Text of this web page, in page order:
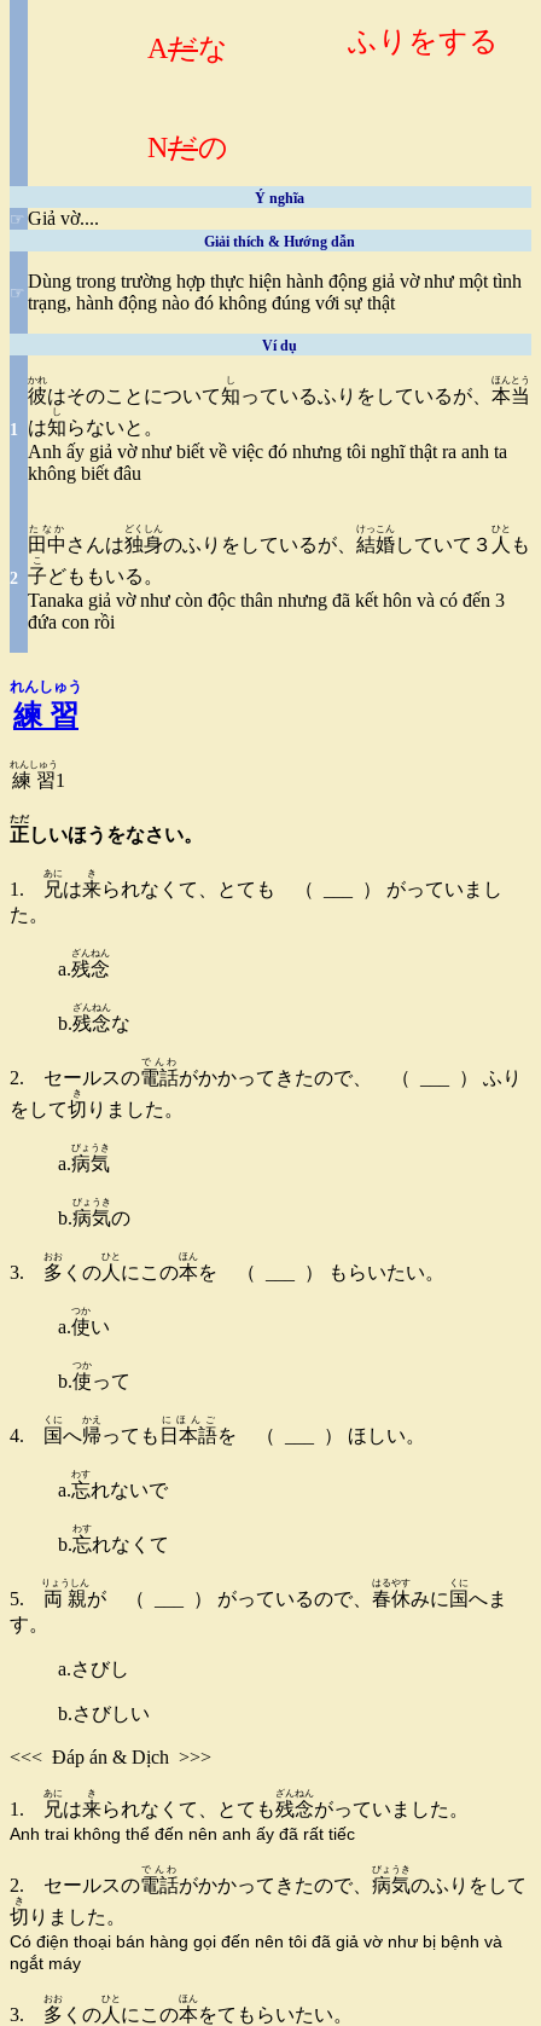
Aだな
Nだの
ふりをする
Ý nghĩa
☞ Giả vờ....
Giải thích & Hướng dẫn
☞
Dùng trong trường hợp thực hiện hành động giả vờ như một tình
trạng, hành động nào đó không đúng với sự thật
Ví dụ
1
彼
かれ
はそのことについて知
し
っているふりをしているが、 本当
ほんとう
は知
し
らないと。
Anh ấy giả vờ như biết về việc đó nhưng tôi nghĩ thật ra anh ta
không biết đâu
2
田中
たなか
さんは独身
どくしん
のふりをしているが、 結婚
けっこん
していて３ 人
ひと
も
子
こ
どももいる。
Tanaka giả vờ như còn độc thân nhưng đã kết hôn và có đến 3
đứa con rồi
練習
れんしゅう
練習
れんしゅう
1
正
ただ
しいほうをなさい。
1. 兄
あに
は来
き
られなくて、とても （ ___ ） がっていまし
た。
a.残念
ざんねん
b.残念
ざんねん
な
2. セールスの電話
でんわ
がかかってきたので、 （ ___ ） ふり
をして切
き
りました。
a.病気
びょうき
b.病気
びょうき
の
3. 多
おお
くの人
ひと
にこの本
ほん
を （ ___ ） もらいたい。
a.使
つか
い
b.使
つか
って
4. 国
くに
へ帰
かえ
っても 日本語
にほんご
を （ ___ ） ほしい。
a.忘
わす
れないで
b.忘
わす
れなくて
5. 両親
りょうしん
が （ ___ ） がっているので、 春休
はるやす
みに 国
くに
へま
す。
a.さびし
b.さびしい
<<< Đáp án & Dịch >>>
1. 兄
あに
は来
き
られなくて、とても残念
ざんねん
がっていました。
Anh trai không thể đến nên anh ấy đã rất tiếc
2. セールスの電話
でんわ
がかかってきたので、 病気
びょうき
のふりをして
切
き
りました。
Có điện thoại bán hàng gọi đến nên tôi đã giả vờ như bị bệnh và
ngắt máy
3. 多
おお
くの人
ひと
にこの本
ほん
をてもらいたい。